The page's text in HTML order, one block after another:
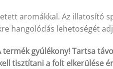
aromákkal. Az illatosító
hangolódás lehetoségét
gyúlékony! Tartsa
tisztítani a folt elkerülése